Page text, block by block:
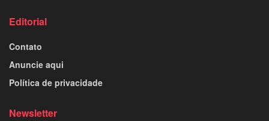
Editorial
Contato
Anuncie aqui
Política de privacidade
Newsletter